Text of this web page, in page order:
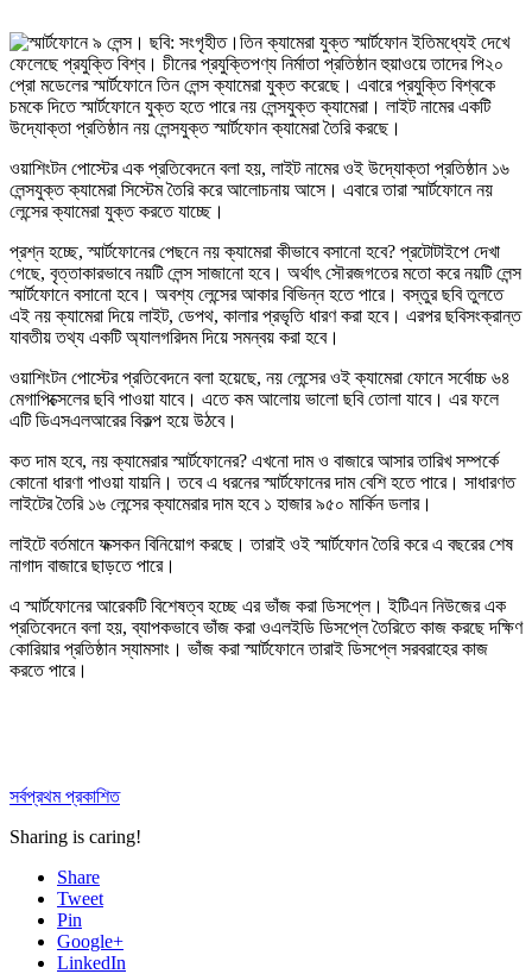
তিন ক্যামেরা যুক্ত স্মার্টফোন ইতিমধ্যেই দেখে
ফেলেছে প্রযুক্তি বিশ্ব। চীনের প্রযুক্তিপণ্য নির্মাতা প্রতিষ্ঠান হুয়াওয়ে তাদের পি২০
প্রো মডেলের স্মার্টফোনে তিন লেন্স ক্যামেরা যুক্ত করেছে। এবারে প্রযুক্তি বিশ্বকে
চমকে দিতে স্মার্টফোনে যুক্ত হতে পারে নয় লেন্সযুক্ত ক্যামেরা। লাইট নামের একটি
উদ্যোক্তা প্রতিষ্ঠান নয় লেন্সযুক্ত স্মার্টফোন ক্যামেরা তৈরি করছে।
ওয়াশিংটন পোস্টের এক প্রতিবেদনে বলা হয়, লাইট নামের ওই উদ্যোক্তা প্রতিষ্ঠান ১৬
লেন্সযুক্ত ক্যামেরা সিস্টেম তৈরি করে আলোচনায় আসে। এবারে তারা স্মার্টফোনে নয়
লেন্সের ক্যামেরা যুক্ত করতে যাচ্ছে।
প্রশ্ন হচ্ছে, স্মার্টফোনের পেছনে নয় ক্যামেরা কীভাবে বসানো হবে? প্রটোটাইপে দেখা
গেছে, বৃত্তাকারভাবে নয়টি লেন্স সাজানো হবে। অর্থাৎ সৌরজগতের মতো করে নয়টি লেন্স
স্মার্টফোনে বসানো হবে। অবশ্য লেন্সের আকার বিভিন্ন হতে পারে। বস্তুর ছবি তুলতে
এই নয় ক্যামেরা দিয়ে লাইট, ডেপথ, কালার প্রভৃতি ধারণ করা হবে। এরপর ছবিসংক্রান্ত
যাবতীয় তথ্য একটি অ্যালগরিদম দিয়ে সমন্বয় করা হবে।
ওয়াশিংটন পোস্টের প্রতিবেদনে বলা হয়েছে, নয় লেন্সের ওই ক্যামেরা ফোনে সর্বোচ্চ ৬৪
মেগাপিক্সেলের ছবি পাওয়া যাবে। এতে কম আলোয় ভালো ছবি তোলা যাবে। এর ফলে
এটি ডিএসএলআরের বিকল্প হয়ে উঠবে।
কত দাম হবে, নয় ক্যামেরার স্মার্টফোনের? এখনো দাম ও বাজারে আসার তারিখ সম্পর্কে
কোনো ধারণা পাওয়া যায়নি। তবে এ ধরনের স্মার্টফোনের দাম বেশি হতে পারে। সাধারণত
লাইটের তৈরি ১৬ লেন্সের ক্যামেরার দাম হবে ১ হাজার ৯৫০ মার্কিন ডলার।
লাইটে বর্তমানে ফক্সকন বিনিয়োগ করছে। তারাই ওই স্মার্টফোন তৈরি করে এ বছরের শেষ
নাগাদ বাজারে ছাড়তে পারে।
এ স্মার্টফোনের আরেকটি বিশেষত্ব হচ্ছে এর ভাঁজ করা ডিসপ্লে। ইটিএন নিউজের এক
প্রতিবেদনে বলা হয়, ব্যাপকভাবে ভাঁজ করা ওএলইডি ডিসপ্লে তৈরিতে কাজ করছে দক্ষিণ
কোরিয়ার প্রতিষ্ঠান স্যামসাং। ভাঁজ করা স্মার্টফোনে তারাই ডিসপ্লে সরবরাহের কাজ
করতে পারে।
সর্বপ্রথম প্রকাশিত
Sharing is caring!
Share
Tweet
Pin
Google+
LinkedIn